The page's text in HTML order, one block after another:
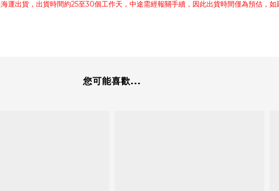
運出貨，出貨時間約25至30個工作天，中途需經報關手續，因此出貨時間僅為預估，如
您可能喜歡...